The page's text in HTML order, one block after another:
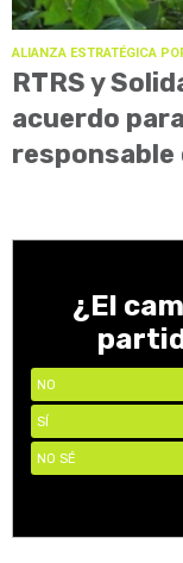
ALIANZA ESTRATÉGICA
RTRS y
acuerdo
responsable
¿El
NO
SÍ
NO SÉ